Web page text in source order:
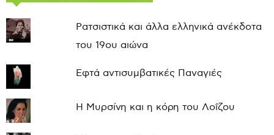
Ρατσιστικά και άλλα ελληνικά ανέκδοτα
του 19ου αιώνα
Εφτά αντισυμβατικές Παναγιές
Η Μυρσίνη και η κόρη του Λοΐζου